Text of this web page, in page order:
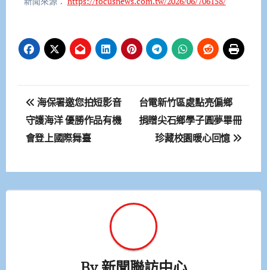
文
章
導
覽
海保署邀您拍短影音
守護海洋 優勝作品有機
會登上國際舞臺
台電新竹區處點亮偏鄉
捐贈尖石鄉學子圓夢畢冊
珍藏校園暖心回憶